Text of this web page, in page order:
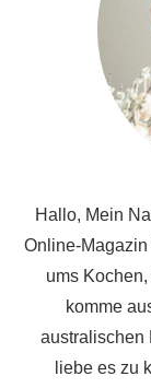
Hallo, Mein
Online-
ums
komme
australischen
liebe es zu